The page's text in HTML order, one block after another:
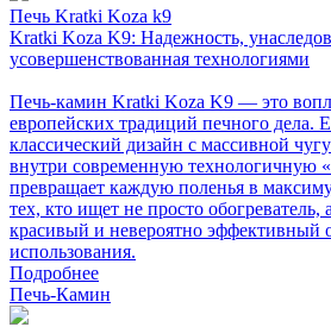
Печь Kratki Koza k9
Kratki Koza K9: Надежность,
усовершенствованная технологиями
Печь-камин Kratki Koza K9 — это
европейских традиций печного дела.
классический дизайн с массивной
внутри современную технологичную
превращает каждую поленья в
тех, кто ищет не просто обогреватель,
красивый и невероятно эффективный
использования.
Подробнее
Печь-Камин